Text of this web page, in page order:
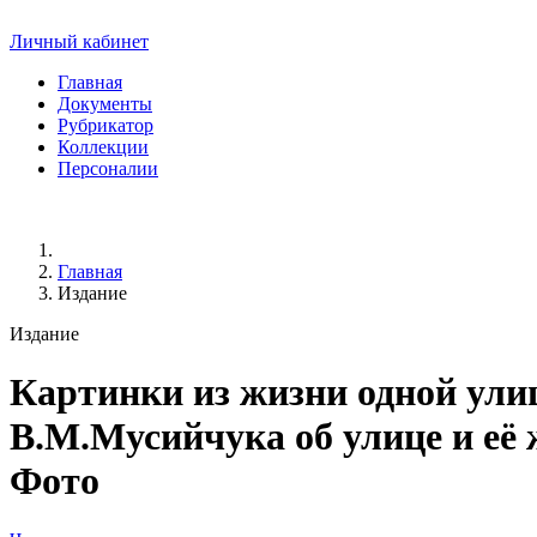
Личный кабинет
Главная
Документы
Рубрикатор
Коллекции
Персоналии
Главная
Издание
Издание
Картинки из жизни одной
В.М.Мусийчука об улице и её
Фото